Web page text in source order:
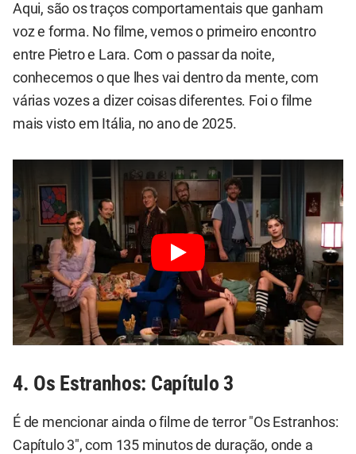
Aqui, são os traços comportamentais que ganham
voz e forma. No filme, vemos o primeiro encontro
entre Pietro e Lara. Com o passar da noite,
conhecemos o que lhes vai dentro da mente, com
várias vozes a dizer coisas diferentes. Foi o filme
mais visto em Itália, no ano de 2025.
4. Os Estranhos: Capítulo 3
É de mencionar ainda o filme de terror "Os Estranhos:
Capítulo 3", com 135 minutos de duração, onde a